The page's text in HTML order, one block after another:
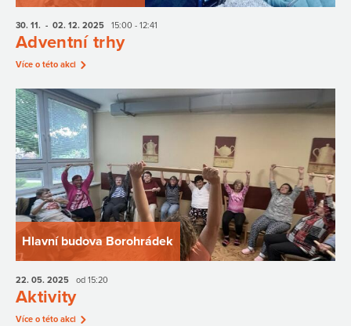
30. 11. - 02. 12. 2025 15:00 - 12:41
Adventní trhy
Více o této akci
Hlavní budova Borohrádek
22. 05. 2025 od 15:20
Aktivity
Více o této akci